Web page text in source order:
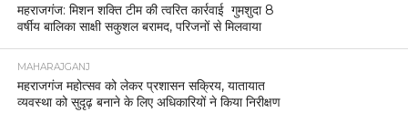
महराजगंज: मिशन शक्ति टीम की त्वरित कार्रवाई गुमशुदा 8
वर्षीय बालिका साक्षी सकुशल बरामद, परिजनों से मिलवाया
MAHARAJGANJ
महराजगंज महोत्सव को लेकर प्रशासन सक्रिय, यातायात
व्यवस्था को सुदृढ़ बनाने के लिए अधिकारियों ने किया निरीक्षण